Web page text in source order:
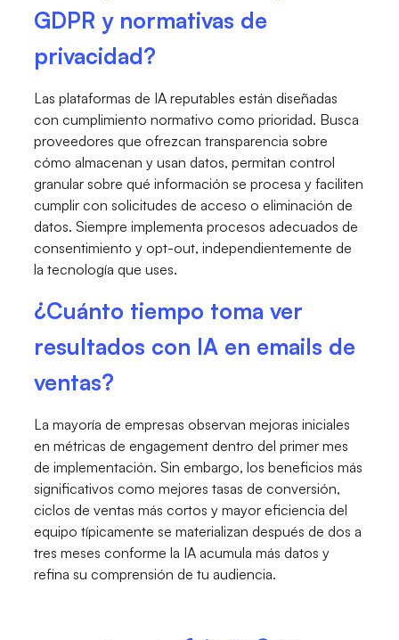
GDPR y normativas de
privacidad?
Las plataformas de IA reputables están diseñadas
con cumplimiento normativo como prioridad. Busca
proveedores que ofrezcan transparencia sobre
cómo almacenan y usan datos, permitan control
granular sobre qué información se procesa y faciliten
cumplir con solicitudes de acceso o eliminación de
datos. Siempre implementa procesos adecuados de
consentimiento y opt-out, independientemente de
la tecnología que uses.
¿Cuánto tiempo toma ver
resultados con IA en emails de
ventas?
La mayoría de empresas observan mejoras iniciales
en métricas de engagement dentro del primer mes
de implementación. Sin embargo, los beneficios más
significativos como mejores tasas de conversión,
ciclos de ventas más cortos y mayor eficiencia del
equipo típicamente se materializan después de dos a
tres meses conforme la IA acumula más datos y
refina su comprensión de tu audiencia.